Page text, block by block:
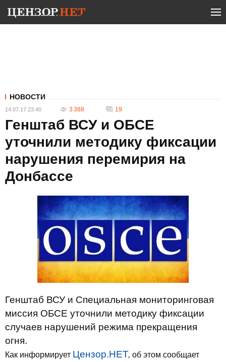
НОВОСТИ
14.07.17 23:40 3 388 19
Генштаб ВСУ и ОБСЕ
уточнили методику фиксации
нарушения перемирия на
Донбассе
Генштаб ВСУ и Специальная мониторинговая
миссия ОБСЕ уточнили методику фиксации
случаев нарушений режима прекращения
огня.
Как информирует Цензор.НЕТ, об этом сообщает